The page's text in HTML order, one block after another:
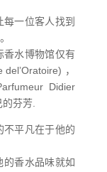
一位客人找到
香水博物馆仅有
，
Didier
芬芳.
不平凡在于他的
香水品味就如